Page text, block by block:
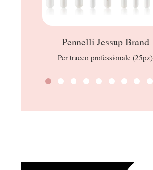
Pennelli Jessup Brand
Per trucco professionale (25pz)